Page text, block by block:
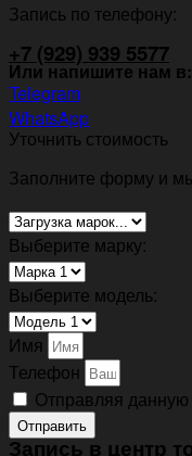
Запись по телефону:
+7 (929) 939 5577
Или напишите нам в:
Telegram
WhatsApp
Уточнить стоимость
Заполните форму и
Выберите марку:
Выберите модель:
Имя
Телефон
Отправляя
Отправить
Запись в центр